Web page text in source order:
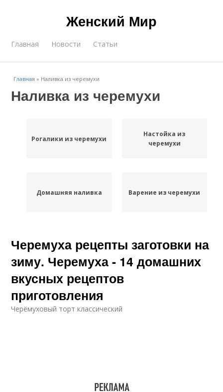
Женский Мир
Главная Новости Статьи
Главная » Наливка из черемухи
Наливка из черемухи
Рогалики из черемухи
Настойка из
черемухи
Домашняя наливка Варение из черемухи
Черемуха рецепты заготовки на
зиму. Черемуха - 14 домашних
вкусных рецептов
приготовления
Черёмуховый торт классический